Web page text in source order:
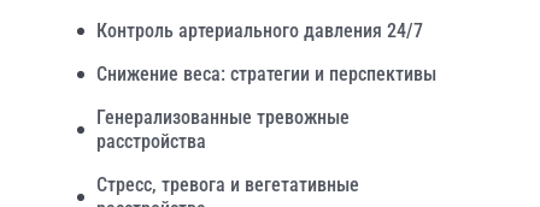
Контроль артериального давления 24/7
Снижение веса: стратегии и перспективы
Генерализованные тревожные
расстройства
Стресс, тревога и вегетативные